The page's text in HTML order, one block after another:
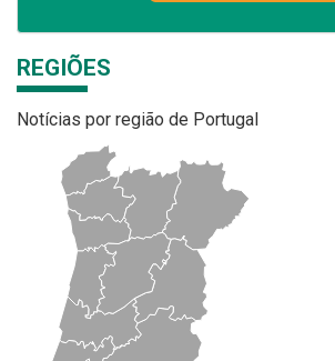
REGIÕES
Notícias por região de Portugal